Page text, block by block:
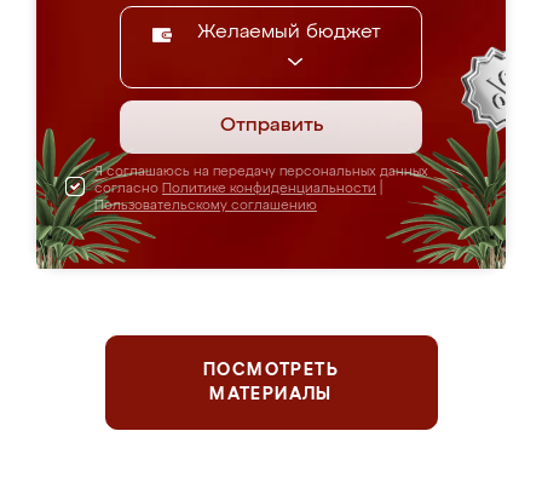
Желаемый бюджет
Отправить
Я соглашаюсь на передачу персональных данных
согласно Политике конфиденциальности
Пользовательскому соглашению
ПОСМОТРЕТЬ
МАТЕРИАЛЫ